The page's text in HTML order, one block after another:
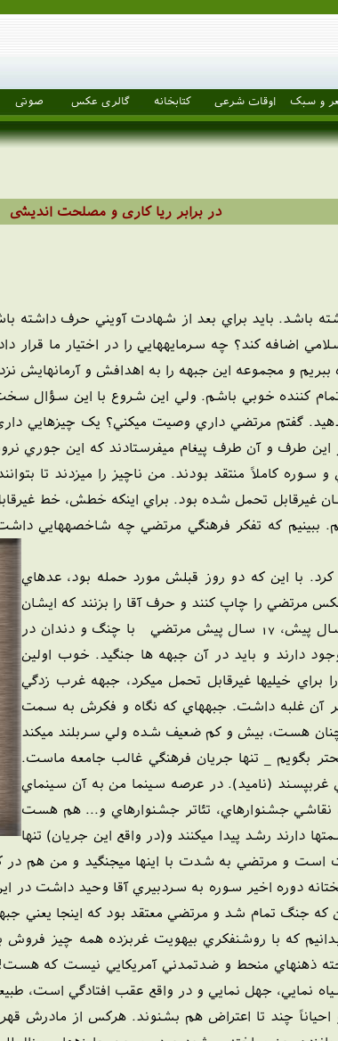
و سبک اوقات شرعی کتابخانه گالری عکس صوتی
در برابر ریا کاری و مصلحت اندیشی
داشته باشد. بايد براي بعد از شهادت آويني حرف
اضافه کند؟ چه سرمايههايي را در اختيار ما
و مجموعه اين جبهه را به اهدافش و آرمانهايش
کننده خوبي باشم. ولي اين شروع با اين سؤال
گفتم مرتضي داري وصيت ميکني؟ يک
اين طرف و آن طرف پيغام ميفرستادند که اين جوري
کاملاً منتقد بودند. من ناچيز را ميزدند تا
غيرقابل تحمل شده بود. براي اينکه خطش، خط
ببينيم که تفکر فرهنگي مرتضي چه شاخصههايي
با اين که دو روز قبلش مورد حمله بود، عدهاي
مرتضي را چاپ کنند و حرف آقا را بزنند که ايشان
را "سيد شهيدان اهل قلم" ناميد. مرتضي 15 سال پيش، 17 سال پيش مرتضي با چنگ و دندان در
دارند و بايد در آن جبهه ها جنگيد. خوب اولين
براي خيليها غيرقابل تحمل ميکرد، جبهه غرب زدگي
بر آن غلبه داشت. جبههاي که نگاه و فکرش به سمت
هست، بيش و کم ضعيف شده ولي سربلند ميکند
بگويم _ تنها جريان فرهنگي غالب جامعه ماست.
غربپسند (ناميد). در عرصه سينما من به آن سينماي
نقاشي جشنوارهاي، تئاتر جشنوارهاي و... هم هست
دارند رشد پيدا ميکنند و(در واقع اين جريان) تنها
است و مرتضي به شدت با اينها ميجنگيد و من هم
دوره اخير سوره به سردبيري آقا وحيد داشت در اين
که جنگ تمام شد و مرتضي معتقد بود که اينجا يعني
که با روشنفکري بيهويت غربزده همه چيز فروش
ذهنهاي منحط و ضدتمدني آمريکايي نيست که
سياه نمايي، جهل نمايي و در واقع عقب افتادگي است،
احياناً چند تا اعتراض هم بشنوند. هرکس از مادرش